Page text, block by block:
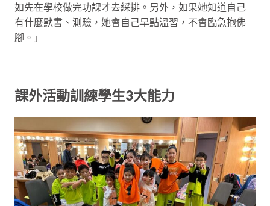
如先在學校做完功課才去綵排。另外，如果她知道自己
有什麼默書、測驗，她會自己早點溫習，不會臨急抱佛
腳。」
課外活動訓練學生3大能力